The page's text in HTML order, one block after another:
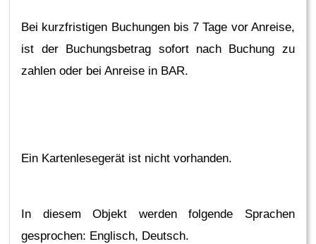
Bei kurzfristigen Buchungen bis 7 Tage vor Anreise,
ist der Buchungsbetrag sofort nach Buchung zu
zahlen oder bei Anreise in BAR.
Ein Kartenlesegerät ist nicht vorhanden.
In diesem Objekt werden folgende Sprachen
gesprochen: Englisch, Deutsch.